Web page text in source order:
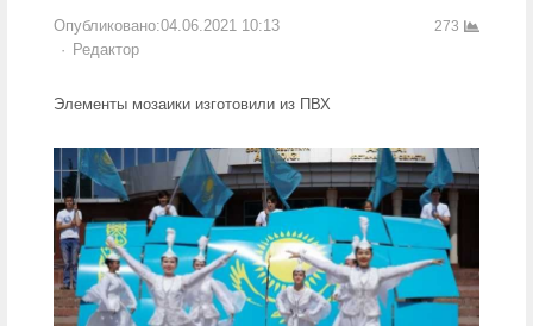
Опубликовано:04.06.2021 10:13
Author
Редактор
273
Элементы мозаики изготовили из ПВХ